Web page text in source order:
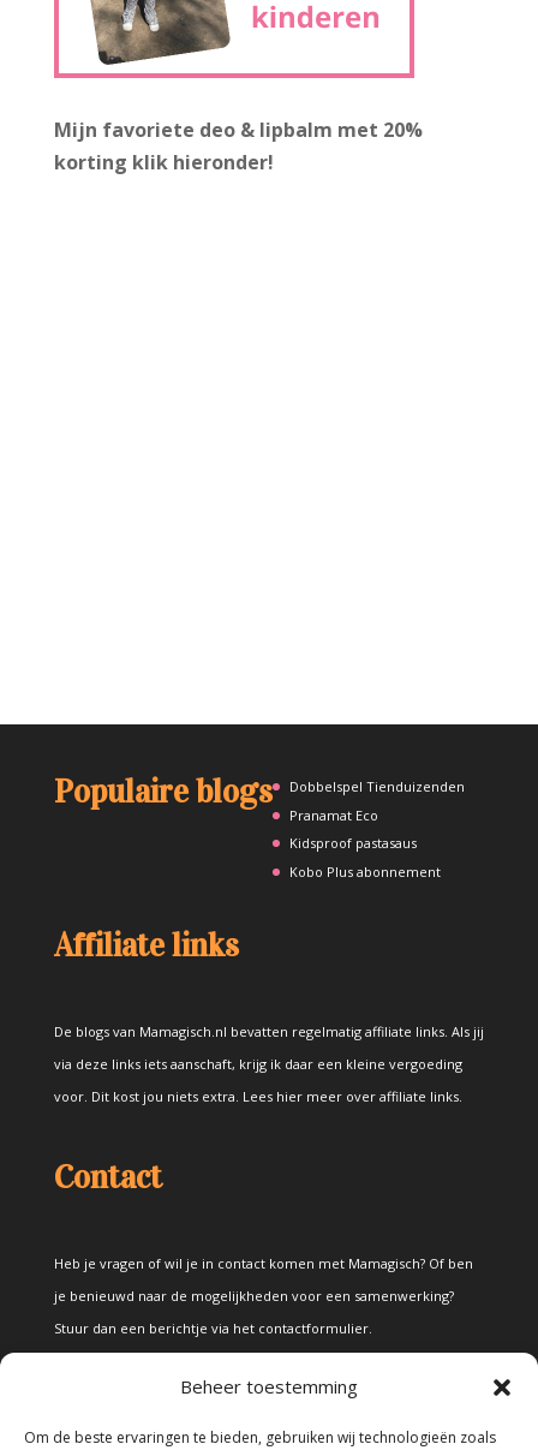
Beheer toestemming
Om de beste ervaringen te bieden, gebruiken wij technologieën zoals
Mijn favoriete deo & lipbalm met 20%
korting klik hieronder!
Populaire blogs
Dobbelspel Tienduizenden
Pranamat Eco
Kidsproof pastasaus
Kobo Plus abonnement
Affiliate links
De blogs van Mamagisch.nl bevatten regelmatig affiliate links. Als jij
via deze links iets aanschaft, krijg ik daar een kleine vergoeding
voor. Dit kost jou niets extra. Lees hier meer over affiliate links.
Contact
Heb je vragen of wil je in contact komen met Mamagisch? Of ben
je benieuwd naar de mogelijkheden voor een samenwerking?
Stuur dan een berichtje via het contactformulier.